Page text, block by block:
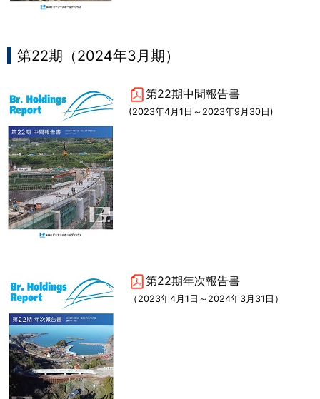
第22期（2024年3月期）
第22期中間報告書
(2023年4月1日～2023年9月30日)
第22期年次報告書
（2023年4月1日～2024年3月31日）